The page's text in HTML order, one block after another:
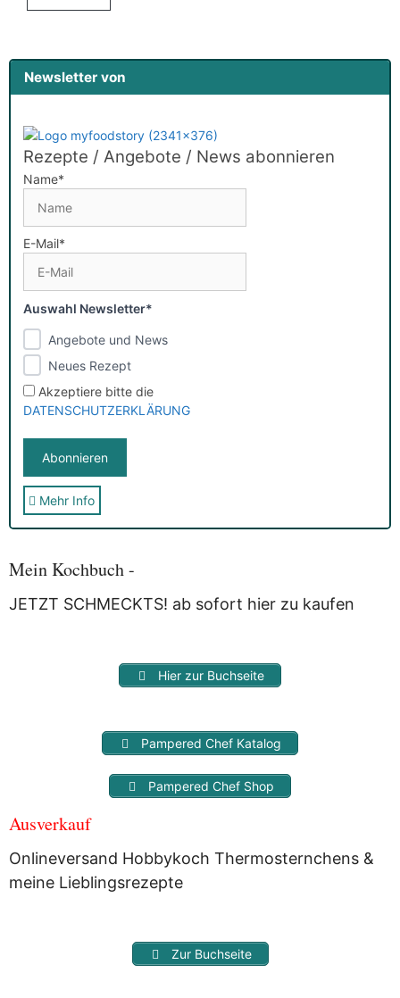
Newsletter von
Rezepte / Angebote / News abonnieren
Name*
E-Mail*
Auswahl Newsletter*
Angebote und News
Neues Rezept
Akzeptiere bitte die
DATENSCHUTZERKLÄRUNG
Sie erhalten nach der Anmeldung eine E-Mail, in der Sie um
Speicherung und Verarbeitung Deiner Daten durch
Myfoodstory einverstanden. Deine Daten werden
Dritte weitergegeben und dienen nur für diesen Service!
Mehr Info
Mein Kochbuch -
JETZT SCHMECKTS! ab sofort hier zu kaufen
Hier zur Buchseite
Pampered Chef Katalog
Pampered Chef Shop
Ausverkauf
Onlineversand Hobbykoch Thermosternchens &
meine Lieblingsrezepte
Zur Buchseite